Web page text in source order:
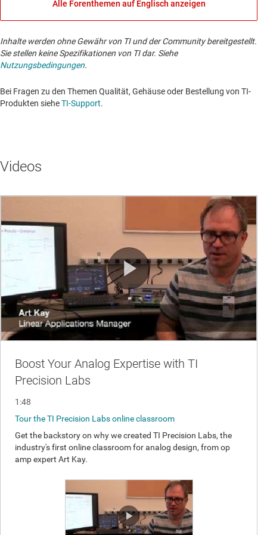
Alle Forenthemen auf Englisch anzeigen
Inhalte werden ohne Gewähr von TI und der Community bereitgestellt.
Sie stellen keine Spezifikationen von TI dar. Siehe
Nutzungsbedingungen.
Bei Fragen zu den Themen Qualität, Gehäuse oder Bestellung von TI-
Produkten sieheTI-Support. ​​​​​​​​​​​​​​
Videos